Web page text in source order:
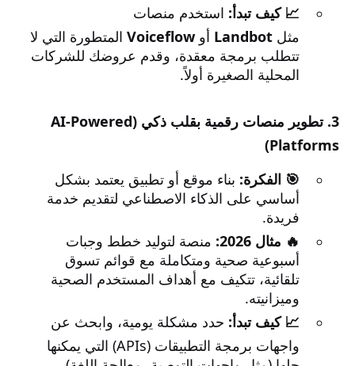
📈 كيف تبدأ: استخدم منصات
مثل Landbot أو Voiceflow المتطورة التي لا
تتطلب برمجة معقدة، وقدم عروضك للشركات
المحلية الصغيرة أولاً.
3. تطوير منصات رقمية بقلب ذكي (AI-Powered
Platforms)
🎯 الفكرة: بناء موقع أو تطبيق يعتمد بشكل
أساسي على الذكاء الاصطناعي لتقديم خدمة
فريدة.
🔥 مثال 2026:
منصة لتوليد خطط وجبات
أسبوعية صحية ومتكاملة مع قوائم تسوق
تلقائية، تتكيف مع أهداف المستخدم الصحية
وميزانيته.
📈 كيف تبدأ: حدد مشكلة يومية، وابحث عن
واجهات برمجة التطبيقات (APIs) التي يمكنها